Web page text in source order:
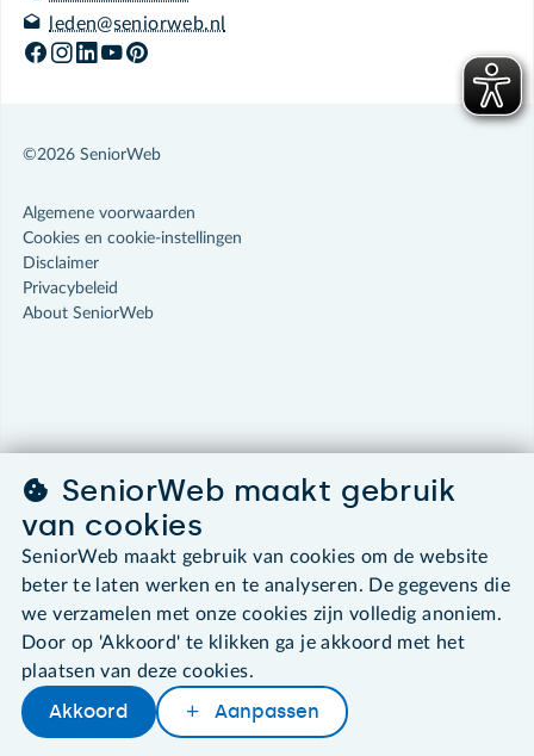
DelenWoordenboek
leden@seniorweb.nl
©2026 SeniorWeb
Algemene voorwaarden
Cookies en cookie-instellingen
Disclaimer
Privacybeleid
About SeniorWeb
SeniorWeb maakt gebruik
van cookies
SeniorWeb maakt gebruik van cookies om de website
beter te laten werken en te analyseren. De gegevens die
we verzamelen met onze cookies zijn volledig anoniem.
Door op 'Akkoord' te klikken ga je akkoord met het
plaatsen van deze cookies.
Akkoord Aanpassen